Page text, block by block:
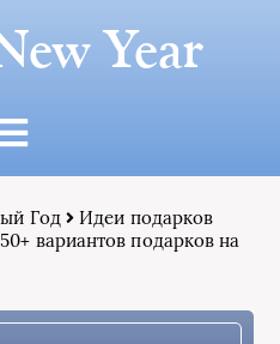
Year
Год
Идеи подарков
вариантов подарков на